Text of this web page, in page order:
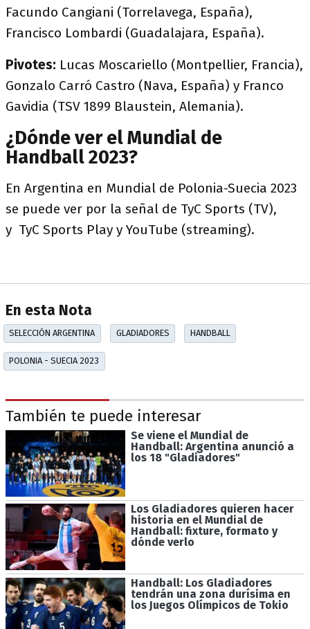
Facundo Cangiani (Torrelavega, España),
Francisco Lombardi (Guadalajara, España).
Pivotes: Lucas Moscariello (Montpellier, Francia),
Gonzalo Carró Castro (Nava, España) y Franco
Gavidia (TSV 1899 Blaustein, Alemania).
¿Dónde ver el Mundial de
Handball 2023?
En Argentina en Mundial de Polonia-Suecia 2023
se puede ver por la señal de TyC Sports (TV),
y TyC Sports Play y YouTube (streaming).
En esta Nota
SELECCIÓN ARGENTINA GLADIADORES HANDBALL
POLONIA - SUECIA 2023
También te puede interesar
Se viene el Mundial de
Handball: Argentina anunció a
los 18 "Gladiadores"
Los Gladiadores quieren hacer
historia en el Mundial de
Handball: fixture, formato y
dónde verlo
Handball: Los Gladiadores
tendrán una zona durísima en
los Juegos Olímpicos de Tokio